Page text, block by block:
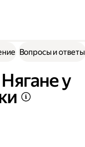
у
Вопросы и ответы